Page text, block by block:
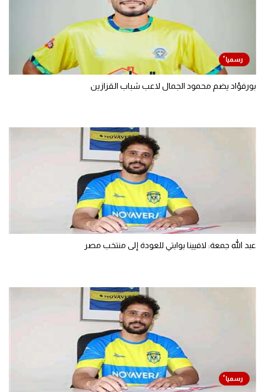
بورفؤاد يضم محمود الجمال لاعب شباب القزازين
عبد الله جمعة: لافيينا بوابتي للعودة إلى منتخب مصر